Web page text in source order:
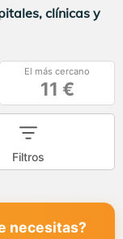
clínicas y
El más cercano
11 €
Filtros
necesitas?